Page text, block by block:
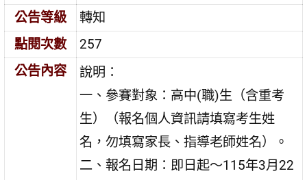
公告等級
轉知
點閱次數
257
公告內容
說明：
一、參賽對象：高中(職)生（含重考
生）（報名個人資訊請填寫考生姓
名，勿填寫家長、指導老師姓名）。
二、報名日期：即日起～115年3月22